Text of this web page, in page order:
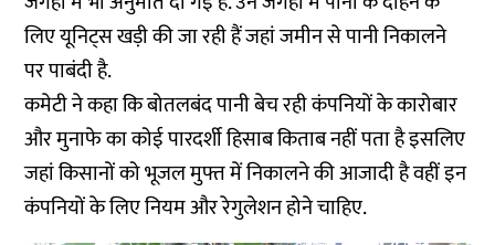
लिए यूनिट्स खड़ी की जा रही हैं जहां जमीन से पानी निकालने
पर पाबंदी है.
कमेटी ने कहा कि बोतलबंद पानी बेच रही कंपनियों के कारोबार
और मुनाफे का कोई पारदर्शी हिसाब किताब नहीं पता है इसलिए
जहां किसानों को भूजल मुफ्त में निकालने की आजादी है वहीं इन
कंपनियों के लिए नियम और रेगुलेशन होने चाहिए.